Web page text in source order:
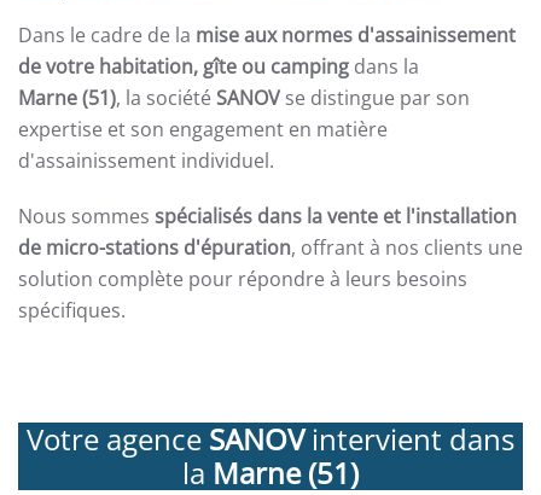
Dans le cadre de la mise aux normes d'assainissement
de votre habitation, gîte ou camping dans la
Marne(51), la société SANOV se distingue par son
expertise et son engagement en matière
d'assainissement individuel.
Nous sommes spécialisés dans la vente et l'installation
de micro-stations d'épuration, offrant à nos clients une
solution complète pour répondre à leurs besoins
spécifiques.
Votre agence SANOVintervient dans
la Marne (51)